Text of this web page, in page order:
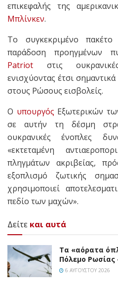
επικεφαλής της
Μπλίνκεν.
Το συγκεκριμένο
παράδοση προηγμένων
Patriot στις
ενισχύοντας έτσι
στους Ρώσους εισβολείς.
Ο υπουργός Εξωτερικών
σε αυτήν τη δέσμη
ουκρανικές ένοπλες
«εκτεταμένη
πληγμάτων ακριβείας,
εξοπλισμό ζωτικής
χρησιμοποιεί
πεδίο των μαχών».
Δείτε και αυτά
Τα «αόρατα
Πόλεμο Ρωσίας
6 ΑΥΓΟΎΣΤΟΥ 2026